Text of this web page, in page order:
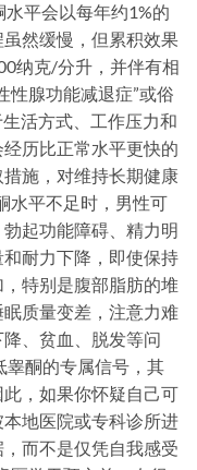
平会以每年约1%的
然缓慢，但累积效果
纳克/分升，并伴有相
性腺功能减退症”或俗
活方式、工作压力和
历比正常水平更快的
施，对维持长期健康
水平不足时，男性可
起功能障碍、精力明
耐力下降，即使保持
特别是腹部脂肪的堆
质量变差，注意力难
、贫血、脱发等问
睾酮的专属信号，其
，如果你怀疑自己可
地医院或专科诊所进
而不是仅凭自我感受